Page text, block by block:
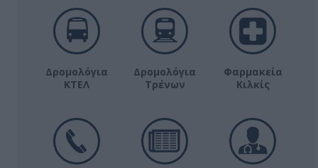
Δρομολόγια
ΚΤΕΛ
Δρομολόγια
Τρένων
Φαρμακεία
Κιλκίς